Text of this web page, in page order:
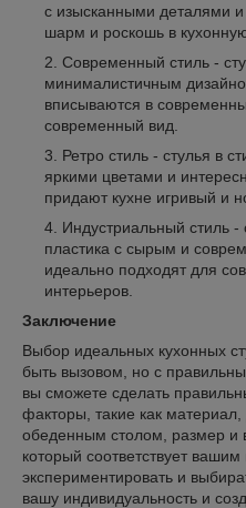
с изысканными деталями
шарм и роскошь в
Современный стиль -
минималистичным
вписываются в
современный вид.
Ретро стиль - стулья в
яркими цветами и
придают кухне игривый и
Индустриальный стиль -
пластика с сырым и
идеально подходят для
интерьеров.
Заключение
Выбор идеальных кухонных
быть вызовом, но с
вы сможете сделать
факторы, такие как
обеденным столом, размер и
который соответствует
экспериментировать и
вашу индивидуальность и